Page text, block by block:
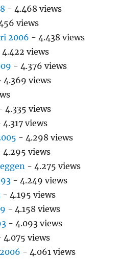
- 4.468 views
views
2006 - 4.438 views
views
- 4.376 views
4.369 views
4.335 views
4.317 views
- 4.298 views
4.295 views
- 4.275 views
- 4.249 views
- 4.195 views
- 4.158 views
- 4.093 views
4.075 views
- 4.061 views